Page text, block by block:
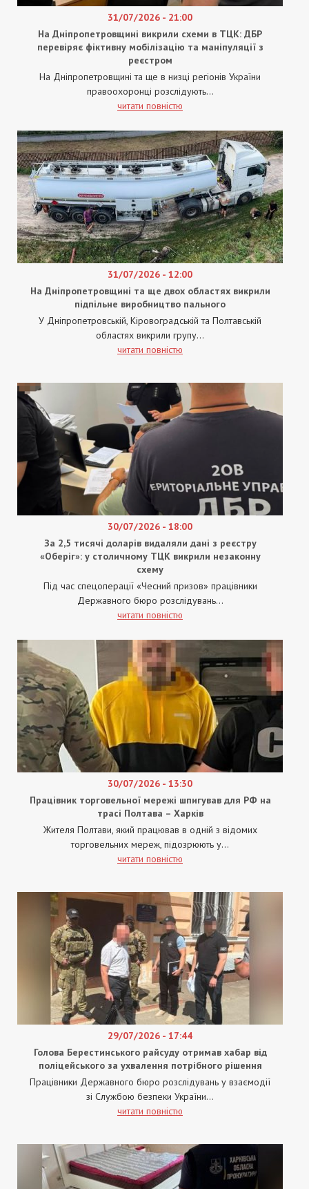
31/07/2026 - 21:00
На Дніпропетровщині викрили схеми в ТЦК: ДБР
перевіряє фіктивну мобілізацію та маніпуляції з
реєстром
На Дніпропетровщині та ще в низці регіонів України
правоохоронці розслідують...
читати повністю
31/07/2026 - 12:00
На Дніпропетровщині та ще двох областях викрили
підпільне виробництво пального
У Дніпропетровській, Кіровоградській та Полтавській
областях викрили групу...
читати повністю
30/07/2026 - 18:00
За 2,5 тисячі доларів видаляли дані з реєстру
«Оберіг»: у столичному ТЦК викрили незаконну
схему
Під час спецоперації «Чесний призов» працівники
Державного бюро розслідувань...
читати повністю
30/07/2026 - 13:30
Працівник торговельної мережі шпигував для РФ на
трасі Полтава – Харків
Жителя Полтави, який працював в одній з відомих
торговельних мереж, підозрюють у...
читати повністю
29/07/2026 - 17:44
Голова Берестинського райсуду отримав хабар від
поліцейського за ухвалення потрібного рішення
Працівники Державного бюро розслідувань у взаємодії
зі Службою безпеки України...
читати повністю